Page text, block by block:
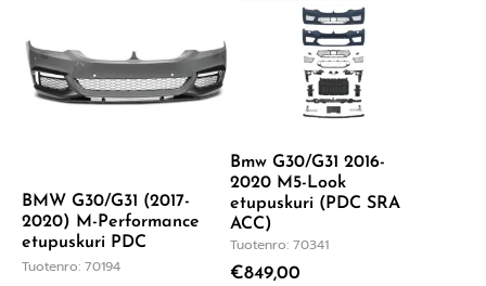
BMW G30/G31 (2017-
2020) M-Performance
etupuskuri PDC
Tuotenro: 70194
Bmw G30/G31 2016-
2020 M5-Look
etupuskuri (PDC SRA
ACC)
Tuotenro: 70341
€849,00